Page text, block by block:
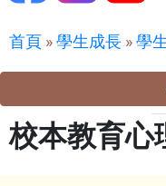
首頁 »學生成長 »學
校本教育心